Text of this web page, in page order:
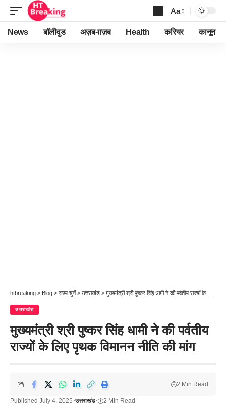
Font
Resizer
Aa
News बॉलीवुड अज़ब-ग़ज़ब Health करियर कानून
htbreaking > Blog > राज्य चुनें > उत्तराखंड > मुख्यमंत्री श्री पुष्कर सिंह धामी ने की पर्वतीय राज्यों के लिए पृथक विमानन नीति की मांग
उत्तराखंड
मुख्यमंत्री श्री पुष्कर सिंह धामी ने की पर्वतीय
राज्यों के लिए पृथक विमानन नीति की मांग
Published July 4, 2025 उत्तराखंड 2 Min Read
2 Min Read